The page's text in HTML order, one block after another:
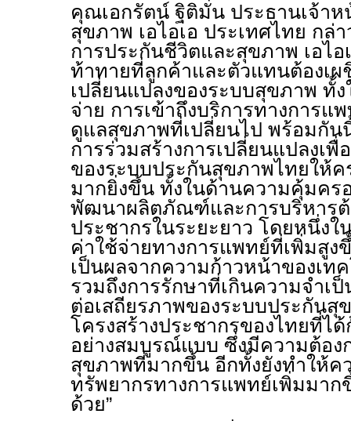
คุณเอกรัตน์ ฐิติมั่น ประธานเจ้า
สุขภาพ เอไอเอ ประเทศไทย กล่
การประกันชีวิตและสุขภาพ เอไอ
ท้าทายที่ลูกค้าและตัวแทนต้องเ
เปลี่ยนแปลงของระบบสุขภาพ ทั้
จ่าย การเข้าถึงบริการทางการแ
ดูแลสุขภาพที่เปลี่ยนไป พร้อมกัน
การร่วมสร้างการเปลี่ยนแปลงเ
ของระบบประกันสุขภาพไทยให้ค
มากยิ่งขึ้น ทั้งในด้านความคุ้มคร
พัฒนาผลิตภัณฑ์และการบริหาร
ประชากรในระยะยาว โดยหนึ่ง
ค่าใช้จ่ายทางการแพทย์ที่เพิ่มสู
เป็นผลจากความก้าวหน้าของเท
รวมถึงการรักษาที่เกินความจำเ
ต่อเสถียรภาพของระบบประกันสุ
โครงสร้างประชากรของไทยที่ไ
อย่างสมบูรณ์แบบ ซึ่งมีความต้อง
สุขภาพที่มากขึ้น อีกทั้งยังทำให้ค
ทรัพยากรทางการแพทย์เพิ่มมาก
ด้วย”